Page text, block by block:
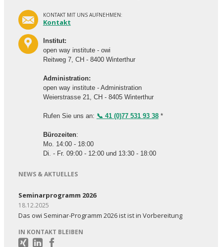
KONTAKT MIT UNS AUFNEHMEN:
Kontakt
Institut:
open way institute - owi
Reitweg 7, CH - 8400 Winterthur
Administration:
open way institute - Administration
Weierstrasse 21, CH - 8405 Winterthur
Rufen Sie uns an: 📞 41 (0)77 531 93 38*
Bürozeiten:
Mo. 14:00 - 18:00
Di. - Fr. 09:00 - 12:00 und 13:30 - 18:00
NEWS & AKTUELLES
Seminarprogramm 2026
18.12.2025
Das owi Seminar-Programm 2026 ist ist in Vorbereitung
IN KONTAKT BLEIBEN